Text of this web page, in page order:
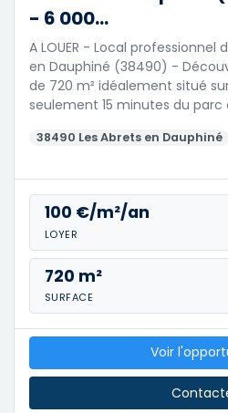
- 6 000...
A LOUER - Local professionnel
en Dauphiné (38490) -
de 720 m² idéalement situé
seulement 15 minutes du parc
38490 Les Abrets en Dauphiné
100 €/m²/an
LOYER
720 m²
SURFACE
Voir